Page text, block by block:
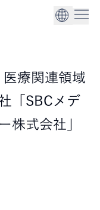
法人事業
ガバナンス
医療関連領域
「SBCメデ
株式会社」